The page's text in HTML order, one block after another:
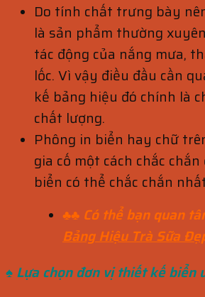
Do tính chất trưng bày
là sản phẩm thường
tác động của nắng mưa,
lốc. Vì vậy điều đầu cần
kế bảng hiệu đó chính là
chất lượng.
Phông in biển hay chữ
gia cố một cách chắc
biển có thể chắc chắn
♣♣ Có thể bạn quan
Bảng Hiệu Trà Sữa
♠ Lựa chọn đơn vị thiết kế biển